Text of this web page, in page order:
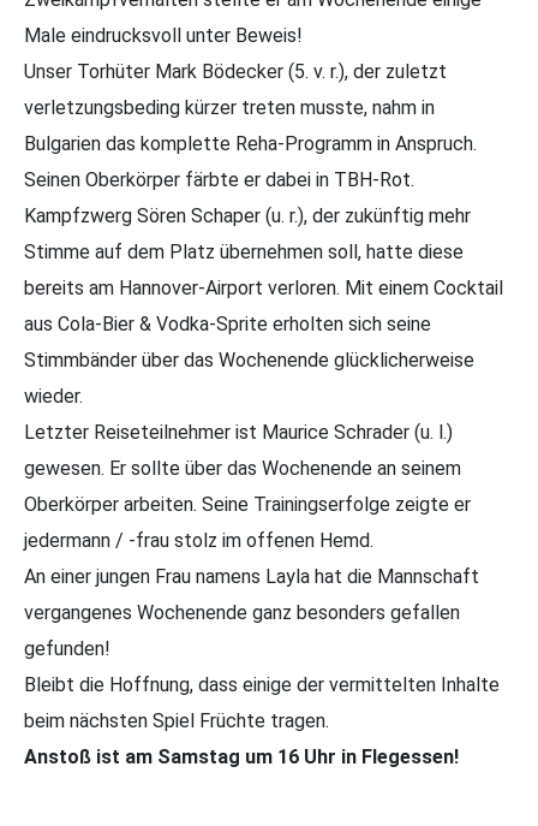
Male eindrucksvoll unter Beweis!
Unser Torhüter Mark Bödecker (5. v. r.), der zuletzt
verletzungsbeding kürzer treten musste, nahm in
Bulgarien das komplette Reha-Programm in Anspruch.
Seinen Oberkörper färbte er dabei in TBH-Rot.
Kampfzwerg Sören Schaper (u. r.), der zukünftig mehr
Stimme auf dem Platz übernehmen soll, hatte diese
bereits am Hannover-Airport verloren. Mit einem Cocktail
aus Cola-Bier & Vodka-Sprite erholten sich seine
Stimmbänder über das Wochenende glücklicherweise
wieder.
Letzter Reiseteilnehmer ist Maurice Schrader (u. l.)
gewesen. Er sollte über das Wochenende an seinem
Oberkörper arbeiten. Seine Trainingserfolge zeigte er
jedermann / -frau stolz im offenen Hemd.
An einer jungen Frau namens Layla hat die Mannschaft
vergangenes Wochenende ganz besonders gefallen
gefunden!
Bleibt die Hoffnung, dass einige der vermittelten Inhalte
beim nächsten Spiel Früchte tragen.
Anstoß ist am Samstag um 16 Uhr in Flegessen!